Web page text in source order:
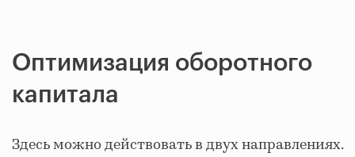
Оптимизация оборотного
капитала
Здесь можно действовать в двух направлениях.